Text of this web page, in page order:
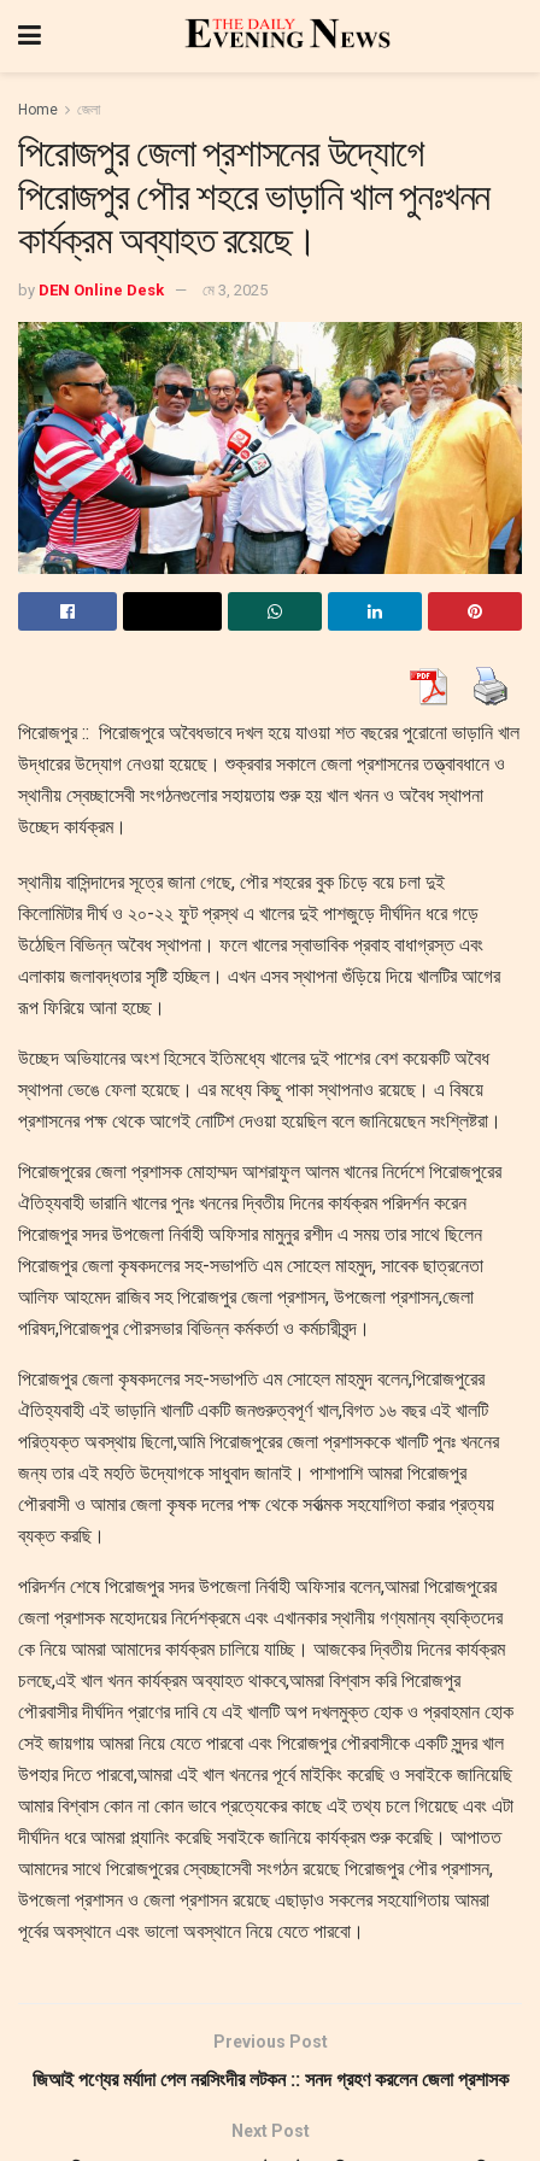
Home জেলা
পিরোজপুর জেলা প্রশাসনের উদ্যোগে
পিরোজপুর পৌর শহরে ভাড়ানি খাল পুনঃখনন
কার্যক্রম অব্যাহত রয়েছে।
by DEN Online Desk মে 3, 2025
পিরোজপুর :: পিরোজপুরে অবৈধভাবে দখল হয়ে যাওয়া শত বছরের পুরোনো ভাড়ানি খাল
উদ্ধারের উদ্যোগ নেওয়া হয়েছে। শুক্রবার সকালে জেলা প্রশাসনের তত্ত্বাবধানে ও
স্থানীয় স্বেচ্ছাসেবী সংগঠনগুলোর সহায়তায় শুরু হয় খাল খনন ও অবৈধ স্থাপনা
উচ্ছেদ কার্যক্রম।
স্থানীয় বাসিন্দাদের সূত্রে ‎জানা গেছে, পৌর শহরের বুক চিড়ে বয়ে চলা দুই
কিলোমিটার দীর্ঘ ও ২০-২২ ফুট প্রস্থ এ খালের দুই পাশজুড়ে দীর্ঘদিন ধরে গড়ে
উঠেছিল বিভিন্ন অবৈধ স্থাপনা। ফলে খালের স্বাভাবিক প্রবাহ বাধাগ্রস্ত এবং
এলাকায় জলাবদ্ধতার সৃষ্টি হচ্ছিল। এখন এসব স্থাপনা গুঁড়িয়ে দিয়ে খালটির আগের
রূপ ফিরিয়ে আনা হচ্ছে।
উচ্ছেদ অভিযানের অংশ হিসেবে ইতিমধ্যে খালের দুই পাশের বেশ কয়েকটি অবৈধ
স্থাপনা ভেঙে ফেলা হয়েছে। এর মধ্যে কিছু পাকা স্থাপনাও রয়েছে। এ বিষয়ে
প্রশাসনের পক্ষ থেকে আগেই নোটিশ দেওয়া হয়েছিল বলে জানিয়েছেন সংশ্লিষ্টরা।
পিরোজপুরের জেলা প্রশাসক মোহাম্মদ আশরাফুল আলম খানের নির্দেশে পিরোজপুরের
ঐতিহ্যবাহী ভারানি খালের পুনঃ খননের দ্বিতীয় দিনের কার্যক্রম পরিদর্শন করেন
পিরোজপুর সদর উপজেলা নির্বাহী অফিসার মামুনুর রশীদ এ সময় তার সাথে ছিলেন
পিরোজপুর জেলা কৃষকদলের সহ-সভাপতি এম সোহেল মাহমুদ, সাবেক ছাত্রনেতা
আলিফ আহমেদ রাজিব সহ পিরোজপুর জেলা প্রশাসন, উপজেলা প্রশাসন,জেলা
পরিষদ,পিরোজপুর পৌরসভার বিভিন্ন কর্মকর্তা ও কর্মচারীবৃন্দ।
পিরোজপুর জেলা কৃষকদলের সহ-সভাপতি এম সোহেল মাহমুদ বলেন,পিরোজপুরের
ঐতিহ্যবাহী এই ভাড়ানি খালটি একটি জনগুরুত্বপূর্ণ খাল,বিগত ১৬ বছর এই খালটি
পরিত্যক্ত অবস্থায় ছিলো,আমি পিরোজপুরের জেলা প্রশাসককে খালটি পুনঃ খননের
জন্য তার এই মহতি উদ্যোগকে সাধুবাদ জানাই। পাশাপাশি আমরা পিরোজপুর
পৌরবাসী ও আমার জেলা কৃষক দলের পক্ষ থেকে সর্বাত্মক সহযোগিতা করার প্রত্যয়
ব্যক্ত করছি।
পরিদর্শন শেষে পিরোজপুর সদর উপজেলা নির্বাহী অফিসার বলেন,আমরা পিরোজপুরের
জেলা প্রশাসক মহোদয়ের নির্দেশক্রমে এবং এখানকার স্থানীয় গণ্যমান্য ব্যক্তিদের
কে নিয়ে আমরা আমাদের কার্যক্রম চালিয়ে যাচ্ছি। আজকের দ্বিতীয় দিনের কার্যক্রম
চলছে,এই খাল খনন কার্যক্রম অব্যাহত থাকবে,আমরা বিশ্বাস করি পিরোজপুর
পৌরবাসীর দীর্ঘদিন প্রাণের দাবি যে এই খালটি অপ দখলমুক্ত হোক ও প্রবাহমান হোক
সেই জায়গায় আমরা নিয়ে যেতে পারবো এবং পিরোজপুর পৌরবাসীকে একটি সুন্দর খাল
উপহার দিতে পারবো,আমরা এই খাল খননের পূর্বে মাইকিং করেছি ও সবাইকে জানিয়েছি
আমার বিশ্বাস কোন না কোন ভাবে প্রত্যেকের কাছে এই তথ্য চলে গিয়েছে এবং এটা
দীর্ঘদিন ধরে আমরা প্ল্যানিং করেছি সবাইকে জানিয়ে কার্যক্রম শুরু করেছি। আপাতত
আমাদের সাথে পিরোজপুরের স্বেচ্ছাসেবী সংগঠন রয়েছে পিরোজপুর পৌর প্রশাসন,
উপজেলা প্রশাসন ও জেলা প্রশাসন রয়েছে এছাড়াও সকলের সহযোগিতায় আমরা
পূর্বের অবস্থানে এবং ভালো অবস্থানে নিয়ে যেতে পারবো।
Previous Post
জিআই পণ্যের মর্যাদা পেল নরসিংদীর লটকন :: সনদ গ্রহণ করলেন জেলা প্রশাসক
Next Post